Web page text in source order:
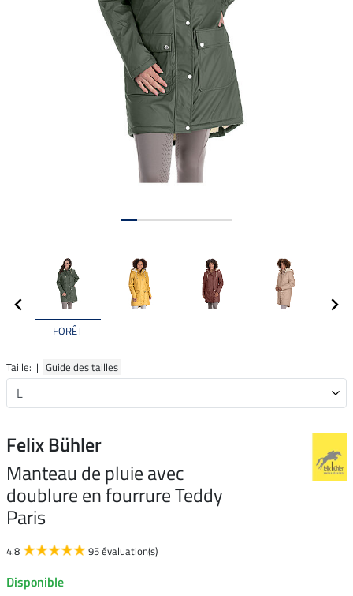
FORÊT
Taille: | Guide des tailles
Felix Bühler
Manteau de pluie avec
doublure en fourrure Teddy
Paris
4.8 95 évaluation(s)
Disponible